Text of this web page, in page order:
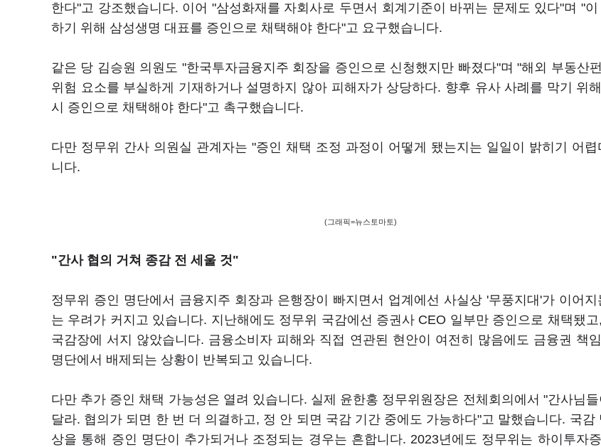
한다"고 강조했습니다. 이어 "삼성화재를 자회사로 두면서 회계기준이 바뀌는 문제도 있다"며 "
하기 위해 삼성생명 대표를 증인으로 채택해야 한다"고 요구했습니다.
같은 당 김승원 의원도 "한국투자금융지주 회장을 증인으로 신청했지만 빠졌다"며 "해외 부동산
위험 요소를 부실하게 기재하거나 설명하지 않아 피해자가 상당하다. 향후 유사 사례를 막기 위
시 증인으로 채택해야 한다"고 촉구했습니다.
다만 정무위 간사 의원실 관계자는 "증인 채택 조정 과정이 어떻게 됐는지는 일일이 밝히기 어렵
니다.
(그래픽=뉴스토마토)
"간사 협의 거쳐 종감 전 세울 것"
정무위 증인 명단에서 금융지주 회장과 은행장이 빠지면서 업계에선 사실상 '무풍지대'가 이어
는 우려가 커지고 있습니다. 지난해에도 정무위 국감에선 증권사 CEO 일부만 증인으로 채택됐
국감장에 서지 않았습니다. 금융소비자 피해와 직접 연관된 현안이 여전히 많음에도 금융권 책
명단에서 배제되는 상황이 반복되고 있습니다.
다만 추가 증인 채택 가능성은 열려 있습니다. 실제 윤한홍 정무위원장은 전체회의에서 "간사님들
달라. 협의가 되면 한 번 더 의결하고, 정 안 되면 국감 기간 중에도 가능하다"고 말했습니다. 국감
상을 통해 증인 명단이 추가되거나 조정되는 경우는 흔합니다. 2023년에도 정무위는 하이투자